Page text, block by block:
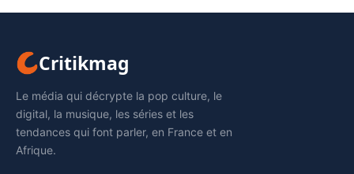
Critikmag
Le média qui décrypte la pop culture, le
digital, la musique, les séries et les
tendances qui font parler, en France et en
Afrique.